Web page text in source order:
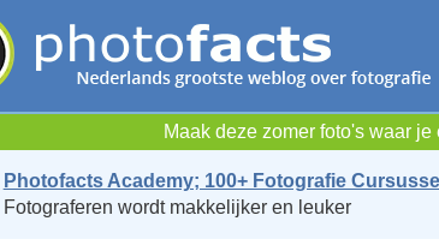
Maak deze zomer foto's waar
Photofacts Academy; 100+ Fotografie
Fotograferen wordt makkelijker en leuker